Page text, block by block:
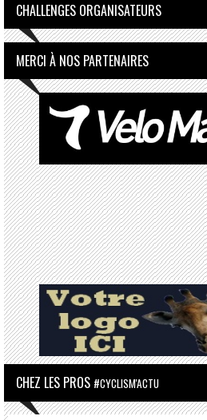
CHALLENGES ORGANISATEURS
MERCI À NOS PARTENAIRES
CHEZ LES PROS #CYCLISM'ACTU